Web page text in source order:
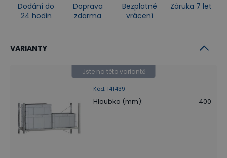
Dodání do
24 hodin
Doprava
zdarma
Bezplatné
vrácení
Záruka 7 let
VARIANTY
Kód: 141439
Jste na této variantě
Hloubka (mm): 400